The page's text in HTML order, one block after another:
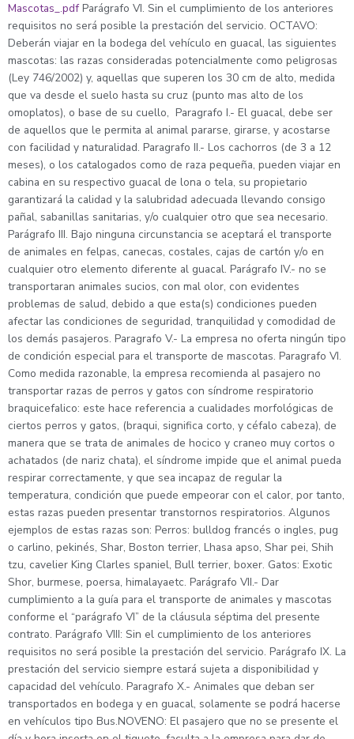
Mascotas_.pdfParágrafo VI. Sin el cumplimiento de los anteriores
requisitos no será posible la prestación del servicio. OCTAVO:
Deberán viajar en la bodega del vehículo en guacal, las siguientes
mascotas: las razas consideradas potencialmente como peligrosas
(Ley 746/2002) y, aquellas que superen los 30 cm de alto, medida
que va desde el suelo hasta su cruz (punto mas alto de los
omoplatos), o base de su cuello, Paragrafo I.- El guacal, debe ser
de aquellos que le permita al animal pararse, girarse, y acostarse
con facilidad y naturalidad. Paragrafo II.- Los cachorros (de 3 a 12
meses), o los catalogados como de raza pequeña, pueden viajar en
cabina en su respectivo guacal de lona o tela, su propietario
garantizará la calidad y la salubridad adecuada llevando consigo
pañal, sabanillas sanitarias, y/o cualquier otro que sea necesario.
Parágrafo III. Bajo ninguna circunstancia se aceptará el transporte
de animales en felpas, canecas, costales, cajas de cartón y/o en
cualquier otro elemento diferente al guacal. Parágrafo IV.- no se
transportaran animales sucios, con mal olor, con evidentes
problemas de salud, debido a que esta(s) condiciones pueden
afectar las condiciones de seguridad, tranquilidad y comodidad de
los demás pasajeros. Paragrafo V.- La empresa no oferta ningún tipo
de condición especial para el transporte de mascotas. Paragrafo VI.
Como medida razonable, la empresa recomienda al pasajero no
transportar razas de perros y gatos con síndrome respiratorio
braquicefalico: este hace referencia a cualidades morfológicas de
ciertos perros y gatos, (braqui, significa corto, y céfalo cabeza), de
manera que se trata de animales de hocico y craneo muy cortos o
achatados (de nariz chata), el síndrome impide que el animal pueda
respirar correctamente, y que sea incapaz de regular la
temperatura, condición que puede empeorar con el calor, por tanto,
estas razas pueden presentar transtornos respiratorios. Algunos
ejemplos de estas razas son: Perros: bulldog francés o ingles, pug
o carlino, pekinés, Shar, Boston terrier, Lhasa apso, Shar pei, Shih
tzu, cavelier King Clarles spaniel, Bull terrier, boxer. Gatos: Exotic
Shor, burmese, poersa, himalayaetc. Parágrafo VII.- Dar
cumplimiento a la guía para el transporte de animales y mascotas
conforme el “parágrafo VI” de la cláusula séptima del presente
contrato. Parágrafo VIII: Sin el cumplimiento de los anteriores
requisitos no será posible la prestación del servicio. Parágrafo IX. La
prestación del servicio siempre estará sujeta a disponibilidad y
capacidad del vehículo. Paragrafo X.- Animales que deban ser
transportados en bodega y en guacal, solamente se podrá hacerse
en vehículos tipo Bus.NOVENO: El pasajero que no se presente el